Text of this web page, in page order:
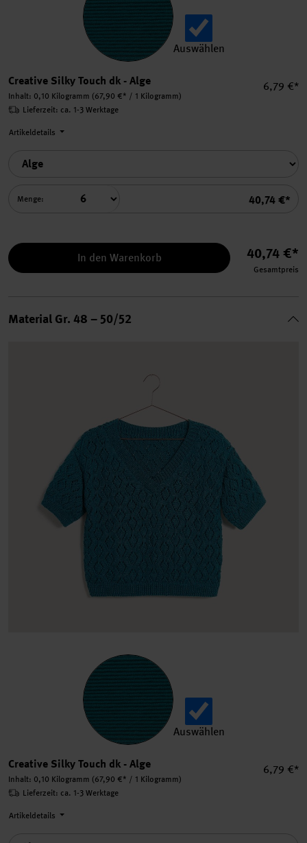
Auswählen
Creative Silky Touch dk - Alge
Inhalt: 0,10 Kilogramm (67,90 €* / 1 Kilogramm)
6,79 €*
Summe
40,74 €*
Lieferzeit: ca. 1-3 Werktage
Artikeldetails
Menge:
In den Warenkorb 40,74 €*
Gesamtpreis
Material Gr. 48 – 50/52
Auswählen
Creative Silky Touch dk - Alge
Inhalt: 0,10 Kilogramm (67,90 €* / 1 Kilogramm)
6,79 €*
Lieferzeit: ca. 1-3 Werktage
Artikeldetails